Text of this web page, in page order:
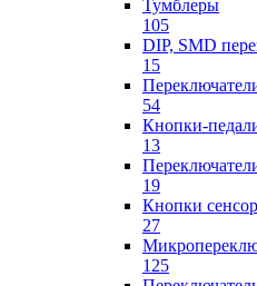
Тумблеры
105
DIP, SMD
15
54
Кнопки-
13
19
Кнопки
27
125